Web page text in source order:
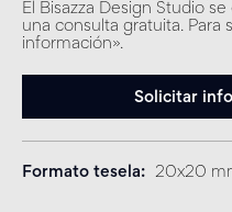
El Bisazza Design Studio
una consulta gratuita. Para
información».
Solicitar
Formato tesela 20x20